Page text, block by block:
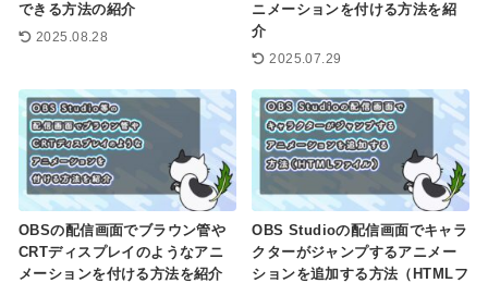
できる方法の紹介
2025.08.28
ニメーションを付ける方法を紹
介
2025.07.29
OBSの配信画面でブラウン管や
CRTディスプレイのようなアニ
メーションを付ける方法を紹介
OBS Studioの配信画面でキャラ
クターがジャンプするアニメー
ションを追加する方法（HTMLフ